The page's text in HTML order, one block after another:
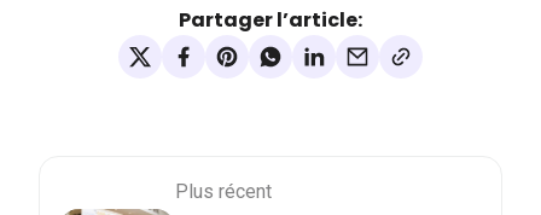
Partager l’article:
Plus récent